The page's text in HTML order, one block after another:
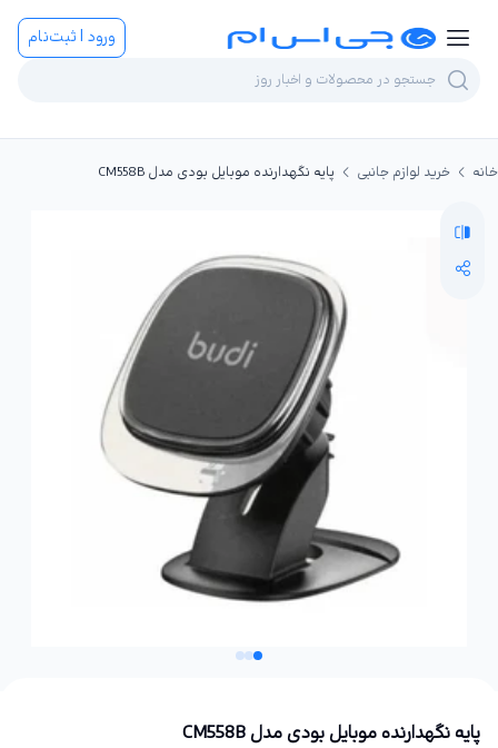
ورود | ثبت‌نام
خانه خرید لوازم جانبی پایه نگهدارنده موبایل بودی مدل CM558B
پایه نگهدارنده موبایل بودی مدل CM558B